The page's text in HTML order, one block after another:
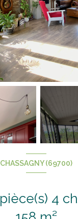
CHASSAGNY (69700)